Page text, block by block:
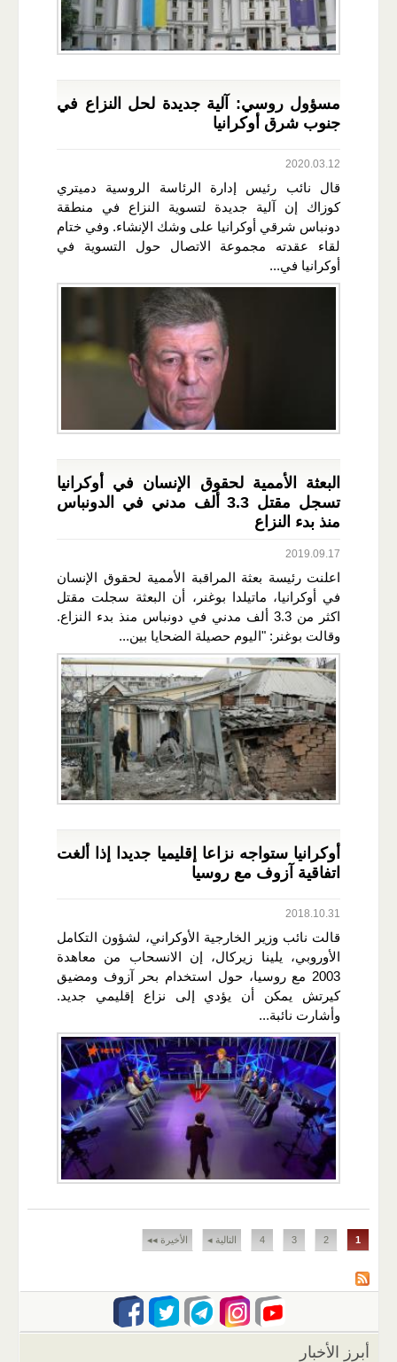
مسؤول روسي: آلية جديدة لحل النزاع في
جنوب شرق أوكرانيا
2020.03.12
قال نائب رئيس إدارة الرئاسة الروسية دميتري
كوزاك إن آلية جديدة لتسوية النزاع في منطقة
دونباس شرقي أوكرانيا على وشك الإنشاء. وفي ختام
لقاء عقدته مجموعة الاتصال حول التسوية في
أوكرانيا في...
البعثة الأممية لحقوق الإنسان في أوكرانيا
تسجل مقتل 3.3 ألف مدني في الدونباس
منذ بدء النزاع
2019.09.17
اعلنت رئيسة بعثة المراقبة الأممية لحقوق الإنسان
في أوكرانيا، ماتيلدا بوغنر، أن البعثة سجلت مقتل
اكثر من 3​​​.3 ألف مدني في دونباس منذ بدء النزاع.
وقالت بوغنر: "اليوم حصيلة الضحايا بين...
أوكرانيا ستواجه نزاعا إقليميا جديدا إذا ألغت
اتفاقية آزوف مع روسيا
2018.10.31
قالت نائب وزير الخارجية الأوكراني، لشؤون التكامل
الأوروبي، يلينا زيركال، إن الانسحاب من معاهدة
2003 مع روسيا، حول استخدام بحر آزوف ومضيق
كيرتش يمكن أن يؤدي إلى نزاع إقليمي جديد.
وأشارت نائبة...
الصفحات
1
2
3
4 التالية ◂ الأخيرة ◂◂
أبرز الأخبار